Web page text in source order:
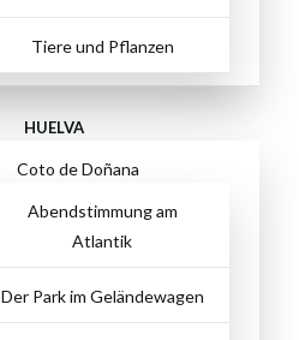
Tiere und Pflanzen
HUELVA
Coto de Doñana
Abendstimmung am
Atlantik
Der Park im Geländewagen